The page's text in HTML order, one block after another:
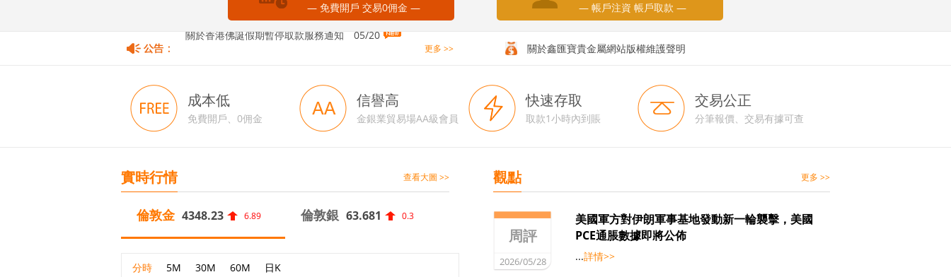
— 免費開戶 交易0佣金 — — 帳戶注資 帳戶取款 —
關於香港佛誕假期暫停取款服務通知 05/20
更多 >> 關於鑫匯寶貴金屬網站版權維護聲明
成本低
免費開戶、0佣金
信譽高
金銀業貿易場AA級會員
快速存取
取款1小時內到賬
交易公正
分筆報價、交易有據可查
實時行情 查看大圖 >>
倫敦金 4348.23 6.89 倫敦銀 63.681 0.3
分時 5M 30M 60M 日K
觀點 更多 >>
周評
2026/05/28
美國軍方對伊朗軍事基地發動新一輪襲擊，美國
PCE通脹數據即將公佈
...詳情>>